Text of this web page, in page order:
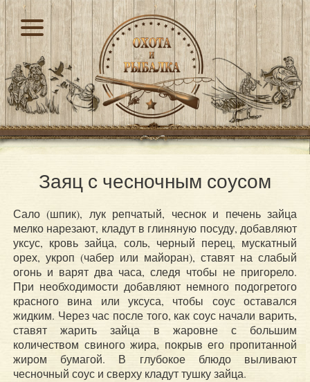
Заяц с чесночным соусом
Сало (шпик), лук репчатый, чеснок и печень зайца
мелко нарезают, кладут в глиняную посуду, добавляют
уксус, кровь зайца, соль, черный перец, мускатный
орех, укроп (чабер или майоран), ставят на слабый
огонь и варят два часа, следя чтобы не пригорело.
При необходимости добавляют немного подогретого
красного вина или уксуса, чтобы соус оставался
жидким. Через час после того, как соус начали варить,
ставят жарить зайца в жаровне с большим
количеством свиного жира, покрыв его пропитанной
жиром бумагой. В глубокое блюдо выливают
чесночный соус и сверху кладут тушку зайца.